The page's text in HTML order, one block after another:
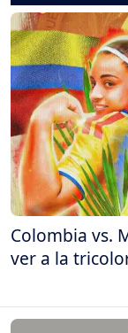
Colombia vs.
ver a la